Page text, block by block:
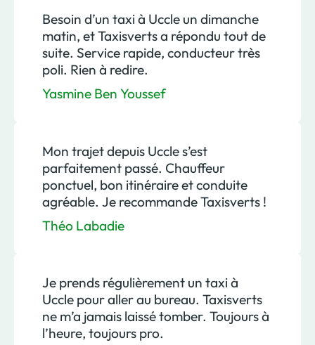
Besoin d’un taxi à Uccle un dimanche
matin, et Taxisverts a répondu tout de
suite. Service rapide, conducteur très
poli. Rien à redire.
Yasmine Ben Youssef
Mon trajet depuis Uccle s’est
parfaitement passé. Chauffeur
ponctuel, bon itinéraire et conduite
agréable. Je recommande Taxisverts !
Théo Labadie
Je prends régulièrement un taxi à
Uccle pour aller au bureau. Taxisverts
ne m’a jamais laissé tomber. Toujours à
l’heure, toujours pro.